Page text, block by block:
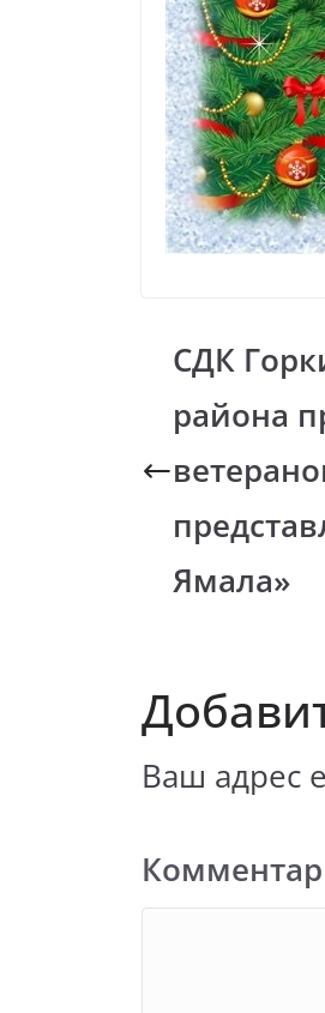
СДК
района
Ямала»
Ваш адрес